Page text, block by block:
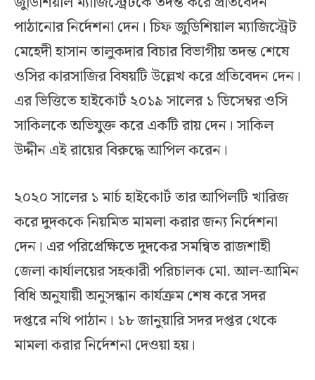
পাঠানোর নির্দেশনা দেন। চিফ জুডিশিয়াল ম্যাজিস্ট্রেট
মেহেদী হাসান তালুকদার বিচার বিভাগীয় তদন্ত শেষে
ওসির কারসাজির বিষয়টি উল্লেখ করে প্রতিবেদন দেন।
এর ভিত্তিতে হাইকোর্ট ২০১৯ সালের ১ ডিসেম্বর ওসি
সাকিলকে অভিযুক্ত করে একটি রায় দেন। সাকিল
উদ্দীন এই রায়ের বিরুদ্ধে আপিল করেন।
২০২০ সালের ১ মার্চ হাইকোর্ট তার আপিলটি খারিজ
করে দুদককে নিয়মিত মামলা করার জন্য নির্দেশনা
দেন। এর পরিপ্রেক্ষিতে দুদকের সমন্বিত রাজশাহী
জেলা কার্যালয়ের সহকারী পরিচালক মো. আল-আমিন
বিধি অনুযায়ী অনুসন্ধান কার্যক্রম শেষ করে সদর
দপ্তরে নথি পাঠান। ১৮ জানুয়ারি সদর দপ্তর থেকে
মামলা করার নির্দেশনা দেওয়া হয়।